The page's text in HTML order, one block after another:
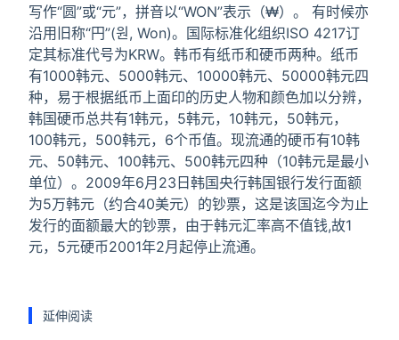
写作“圆”或“元”，拼音以“WON”表示（₩）。 有时候亦
沿用旧称“円”(원, Won)。国际标准化组织ISO 4217订
定其标准代号为KRW。韩币有纸币和硬币两种。纸币
有1000韩元、5000韩元、10000韩元、50000韩元四
种，易于根据纸币上面印的历史人物和颜色加以分辨，
韩国硬币总共有1韩元，5韩元，10韩元，50韩元，
100韩元，500韩元，6个币值。现流通的硬币有10韩
元、50韩元、100韩元、500韩元四种（10韩元是最小
单位）。2009年6月23日韩国央行韩国银行发行面额
为5万韩元（约合40美元）的钞票，这是该国迄今为止
发行的面额最大的钞票，由于韩元汇率高不值钱,故1
元，5元硬币2001年2月起停止流通。
延伸阅读